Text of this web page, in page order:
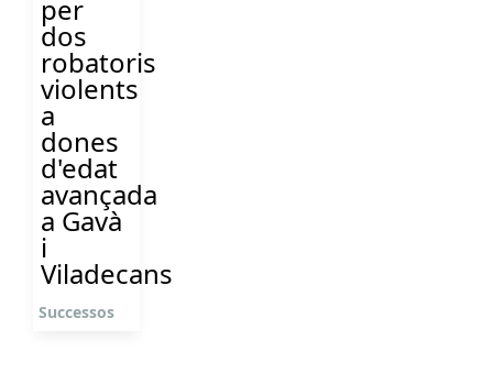
per
dos
robatoris
violents
a
dones
d'edat
avançada
a Gavà
i
Viladecans
Successos